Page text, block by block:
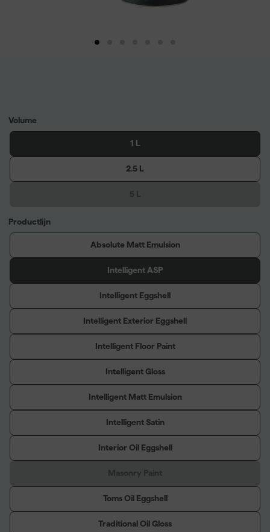
Volume
1 L
2.5 L
Productlijn
Absolute Matt Emulsion
Intelligent ASP
Intelligent Eggshell
Intelligent Exterior Eggshell
Intelligent Floor Paint
Intelligent Gloss
Intelligent Matt Emulsion
Intelligent Satin
Interior Oil Eggshell
Toms Oil Eggshell
Traditional Oil Gloss